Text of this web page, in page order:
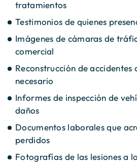
tratamientos
Testimonios de quienes
Imágenes de cámaras de
comercial
Reconstrucción de accidentes
necesario
Informes de inspección de
daños
Documentos laborales que
perdidos
Fotografías de las lesiones a